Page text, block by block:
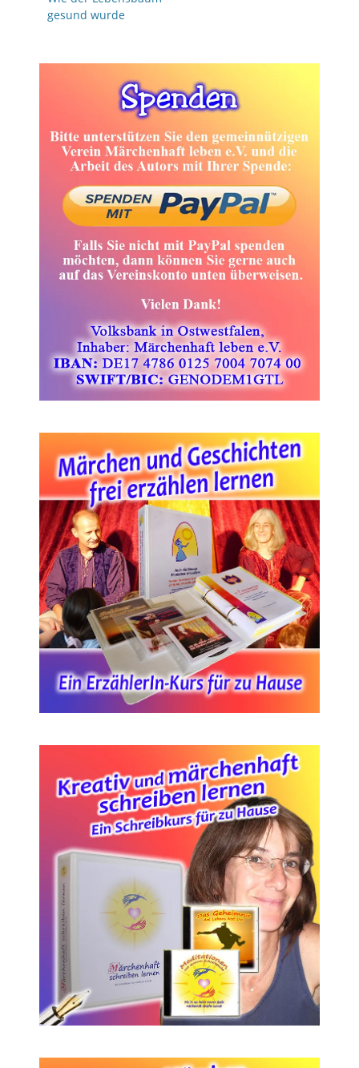
Beitrag:
gesund wurde